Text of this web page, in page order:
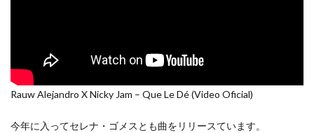
Rauw Alejandro X Nicky Jam – Que Le Dé (Video Oficial)
今年に入ってセレナ・ゴメスとも曲をリリースています。